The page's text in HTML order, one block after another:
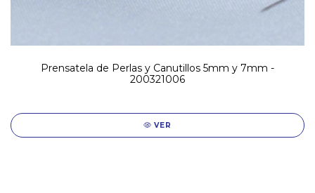
Prensatela de Perlas y Canutillos 5mm y 7mm -
200321006
VER